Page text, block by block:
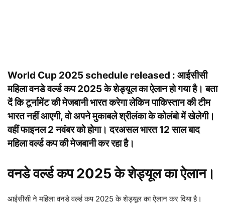
World Cup 2025 schedule released : आईसीसी
महिला वनडे वर्ल्ड कप 2025 के शेड्यूल का ऐलान हो गया है। बता
दें कि टूर्नामेंट की मेजबानी भारत करेगा लेकिन पाकिस्तान की टीम
भारत नहीं आएगी, वो अपने मुकाबले श्रीलंका के कोलंबो में खेलेगी।
वहीं फाइनल 2 नवंबर को होगा। दरअसल भारत 12 साल बाद
महिला वर्ल्ड कप की मेजबानी कर रहा है।
वनडे वर्ल्ड कप 2025 के शेड्यूल का ऐलान।
आईसीसी ने महिला वनडे वर्ल्ड कप 2025 के शेड्यूल का ऐलान कर दिया है।